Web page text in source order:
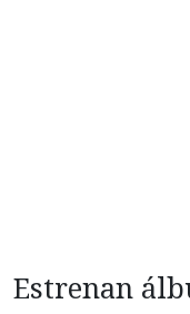
Estrenan